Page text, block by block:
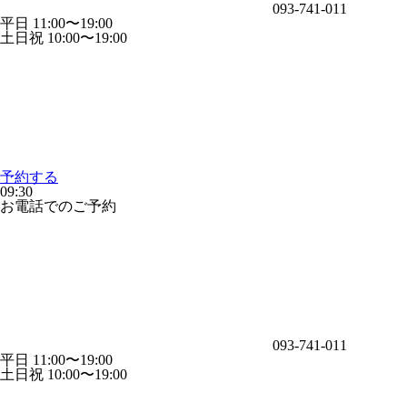
093-741-011
平日 11:00〜19:00
土日祝 10:00〜19:00
予約する
09:30
お電話でのご予約
093-741-011
平日 11:00〜19:00
土日祝 10:00〜19:00